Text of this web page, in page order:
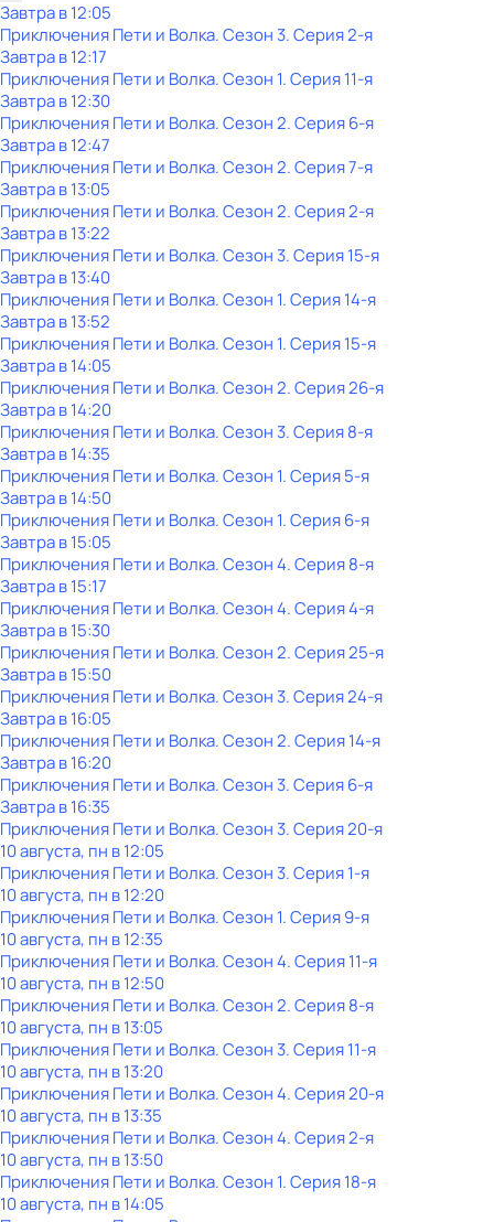
Завтра в 12:05
Приключения Пети и Волка. Сезон 3. Серия 2-я
Завтра в 12:17
Приключения Пети и Волка. Сезон 1. Серия 11-я
Завтра в 12:30
Приключения Пети и Волка. Сезон 2. Серия 6-я
Завтра в 12:47
Приключения Пети и Волка. Сезон 2. Серия 7-я
Завтра в 13:05
Приключения Пети и Волка. Сезон 2. Серия 2-я
Завтра в 13:22
Приключения Пети и Волка. Сезон 3. Серия 15-я
Завтра в 13:40
Приключения Пети и Волка. Сезон 1. Серия 14-я
Завтра в 13:52
Приключения Пети и Волка. Сезон 1. Серия 15-я
Завтра в 14:05
Приключения Пети и Волка. Сезон 2. Серия 26-я
Завтра в 14:20
Приключения Пети и Волка. Сезон 3. Серия 8-я
Завтра в 14:35
Приключения Пети и Волка. Сезон 1. Серия 5-я
Завтра в 14:50
Приключения Пети и Волка. Сезон 1. Серия 6-я
Завтра в 15:05
Приключения Пети и Волка. Сезон 4. Серия 8-я
Завтра в 15:17
Приключения Пети и Волка. Сезон 4. Серия 4-я
Завтра в 15:30
Приключения Пети и Волка. Сезон 2. Серия 25-я
Завтра в 15:50
Приключения Пети и Волка. Сезон 3. Серия 24-я
Завтра в 16:05
Приключения Пети и Волка. Сезон 2. Серия 14-я
Завтра в 16:20
Приключения Пети и Волка. Сезон 3. Серия 6-я
Завтра в 16:35
Приключения Пети и Волка. Сезон 3. Серия 20-я
10 августа, пн в 12:05
Приключения Пети и Волка. Сезон 3. Серия 1-я
10 августа, пн в 12:20
Приключения Пети и Волка. Сезон 1. Серия 9-я
10 августа, пн в 12:35
Приключения Пети и Волка. Сезон 4. Серия 11-я
10 августа, пн в 12:50
Приключения Пети и Волка. Сезон 2. Серия 8-я
10 августа, пн в 13:05
Приключения Пети и Волка. Сезон 3. Серия 11-я
10 августа, пн в 13:20
Приключения Пети и Волка. Сезон 4. Серия 20-я
10 августа, пн в 13:35
Приключения Пети и Волка. Сезон 4. Серия 2-я
10 августа, пн в 13:50
Приключения Пети и Волка. Сезон 1. Серия 18-я
10 августа, пн в 14:05